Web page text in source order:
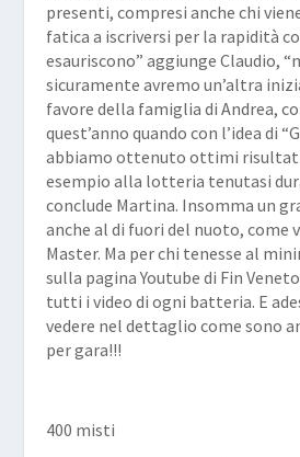
presenti, compresi anche chi
fatica a iscriversi per la rapidità
esauriscono” aggiunge Claudio, “
sicuramente avremo un’altra
favore della famiglia di Andrea,
quest’anno quando con l’idea di
abbiamo ottenuto ottimi
esempio alla lotteria tenutasi
conclude Martina. Insomma un
anche al di fuori del nuoto, come
Master. Ma per chi tenesse al
sulla pagina Youtube di Fin Veneto
tutti i video di ogni batteria. E
vedere nel dettaglio come sono
per gara!!!
400 misti